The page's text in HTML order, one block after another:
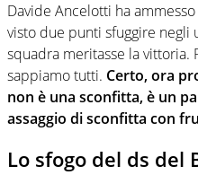
Davide Ancelotti ha
visto due punti sfuggire negli
squadra meritasse la vittoria.
sappiamo tutti. Certo, ora
non è una sconfitta, è un
assaggio di sconfitta con
Lo sfogo del ds del